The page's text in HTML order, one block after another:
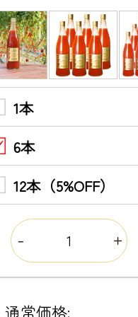
1本
6本
12本（5%OFF）
通常価格: